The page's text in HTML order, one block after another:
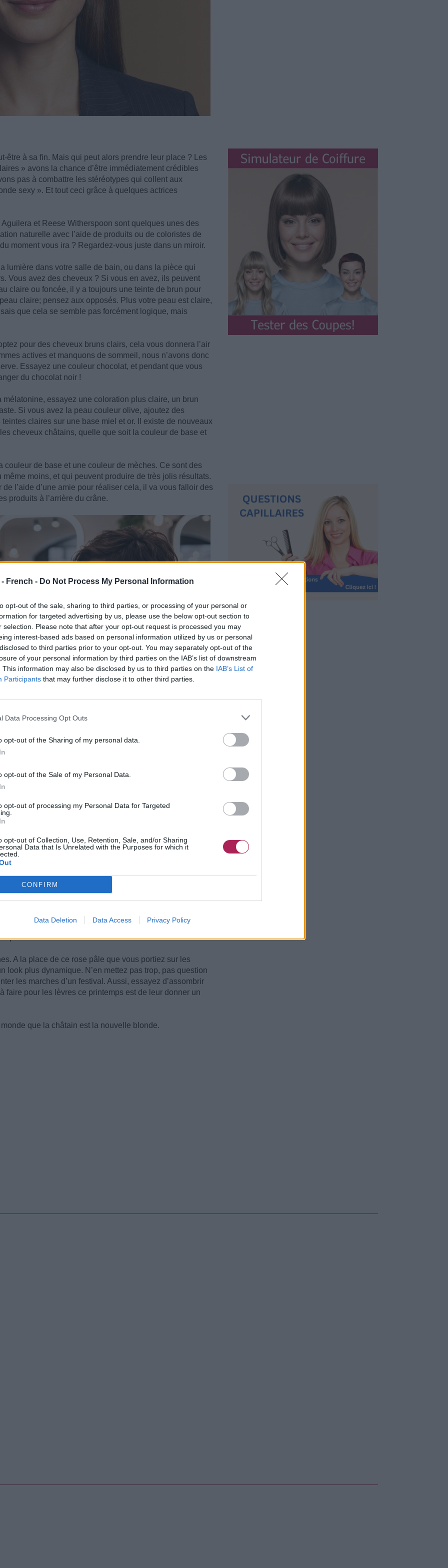
French - Do Not Process My Personal Information
opt-out of the sale, sharing to third parties, or processing of your personal or
for targeted advertising by us, please use the below opt-out section to
selection. Please note that after your opt-out request is processed you may
interest-based ads based on personal information utilized by us or personal
to third parties prior to your opt-out. You may separately opt-out of the
of your personal information by third parties on the IAB’s list of downstream
This information may also be disclosed by us to third parties on the IAB’s List of
Participants that may further disclose it to other third parties.
Data Processing Opt Outs
opt-out of the Sharing of my personal data.
opt-out of the Sale of my Personal Data.
opt-out of processing my Personal Data for Targeted
opt-out of Collection, Use, Retention, Sale, and/or Sharing
Data that Is Unrelated with the Purposes for which it
CONFIRM
Data Deletion Data Access Privacy Policy
être à sa fin. Mais qui peut alors prendre leur place ? Les
» avons la chance d’être immédiatement crédibles
pas à combattre les stéréotypes qui collent aux
sexy ». Et tout ceci grâce à quelques actrices
et Reese Witherspoon sont quelques unes des
naturelle avec l’aide de produits ou de coloristes de
moment vous ira ? Regardez-vous juste dans un miroir.
lumière dans votre salle de bain, ou dans la pièce qui
Vous avez des cheveux ? Si vous en avez, ils peuvent
claire ou foncée, il y a toujours une teinte de brun pour
claire; pensez aux opposés. Plus votre peau est claire,
que cela se semble pas forcément logique, mais
pour des cheveux bruns clairs, cela vous donnera l’air
actives et manquons de sommeil, nous n’avons donc
Essayez une couleur chocolat, et pendant que vous
du chocolat noir !
essayez une coloration plus claire, un brun
Si vous avez la peau couleur olive, ajoutez des
claires sur une base miel et or. Il existe de nouveaux
cheveux châtains, quelle que soit la couleur de base et
couleur de base et une couleur de mèches. Ce sont des
moins, et qui peuvent produire de très jolis résultats.
l’aide d’une amie pour réaliser cela, il va vous falloir des
produits à l’arrière du crâne.
de soins faits spécialement pour les châtains.
mais je crois qu’ils marchent tous aussi bien.
que vous voulez, vous vous demandez pourquoi sortir
vos cheveux sont un peu plus sombres. Eh bien la
! Les cheveux sombres ont tendance à sembler plus
c’est là que les produits spéciaux agissent. Ils aident à
de lumière, donc plus de brillance. Votre coloriste
adaptés à votre couleur. Alors si vous voulez
qui donnera un effet auburn.
négligeable : votre maquillage. N’oubliez pas d’adapter
Pas question de porter avec votre couleur riche
portiez en étant blonde.
A la place de ce rose pâle que vous portiez sur les
look plus dynamique. N’en mettez pas trop, pas question
les marches d’un festival. Aussi, essayez d’assombrir
faire pour les lèvres ce printemps est de leur donner un
que la châtain est la nouvelle blonde.